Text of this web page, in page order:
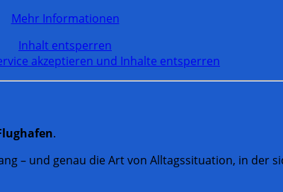
Mehr Informationen
Inhalt entsperren
akzeptieren und Inhalte entsperren
.
– und genau die Art von Alltagssituation, in der